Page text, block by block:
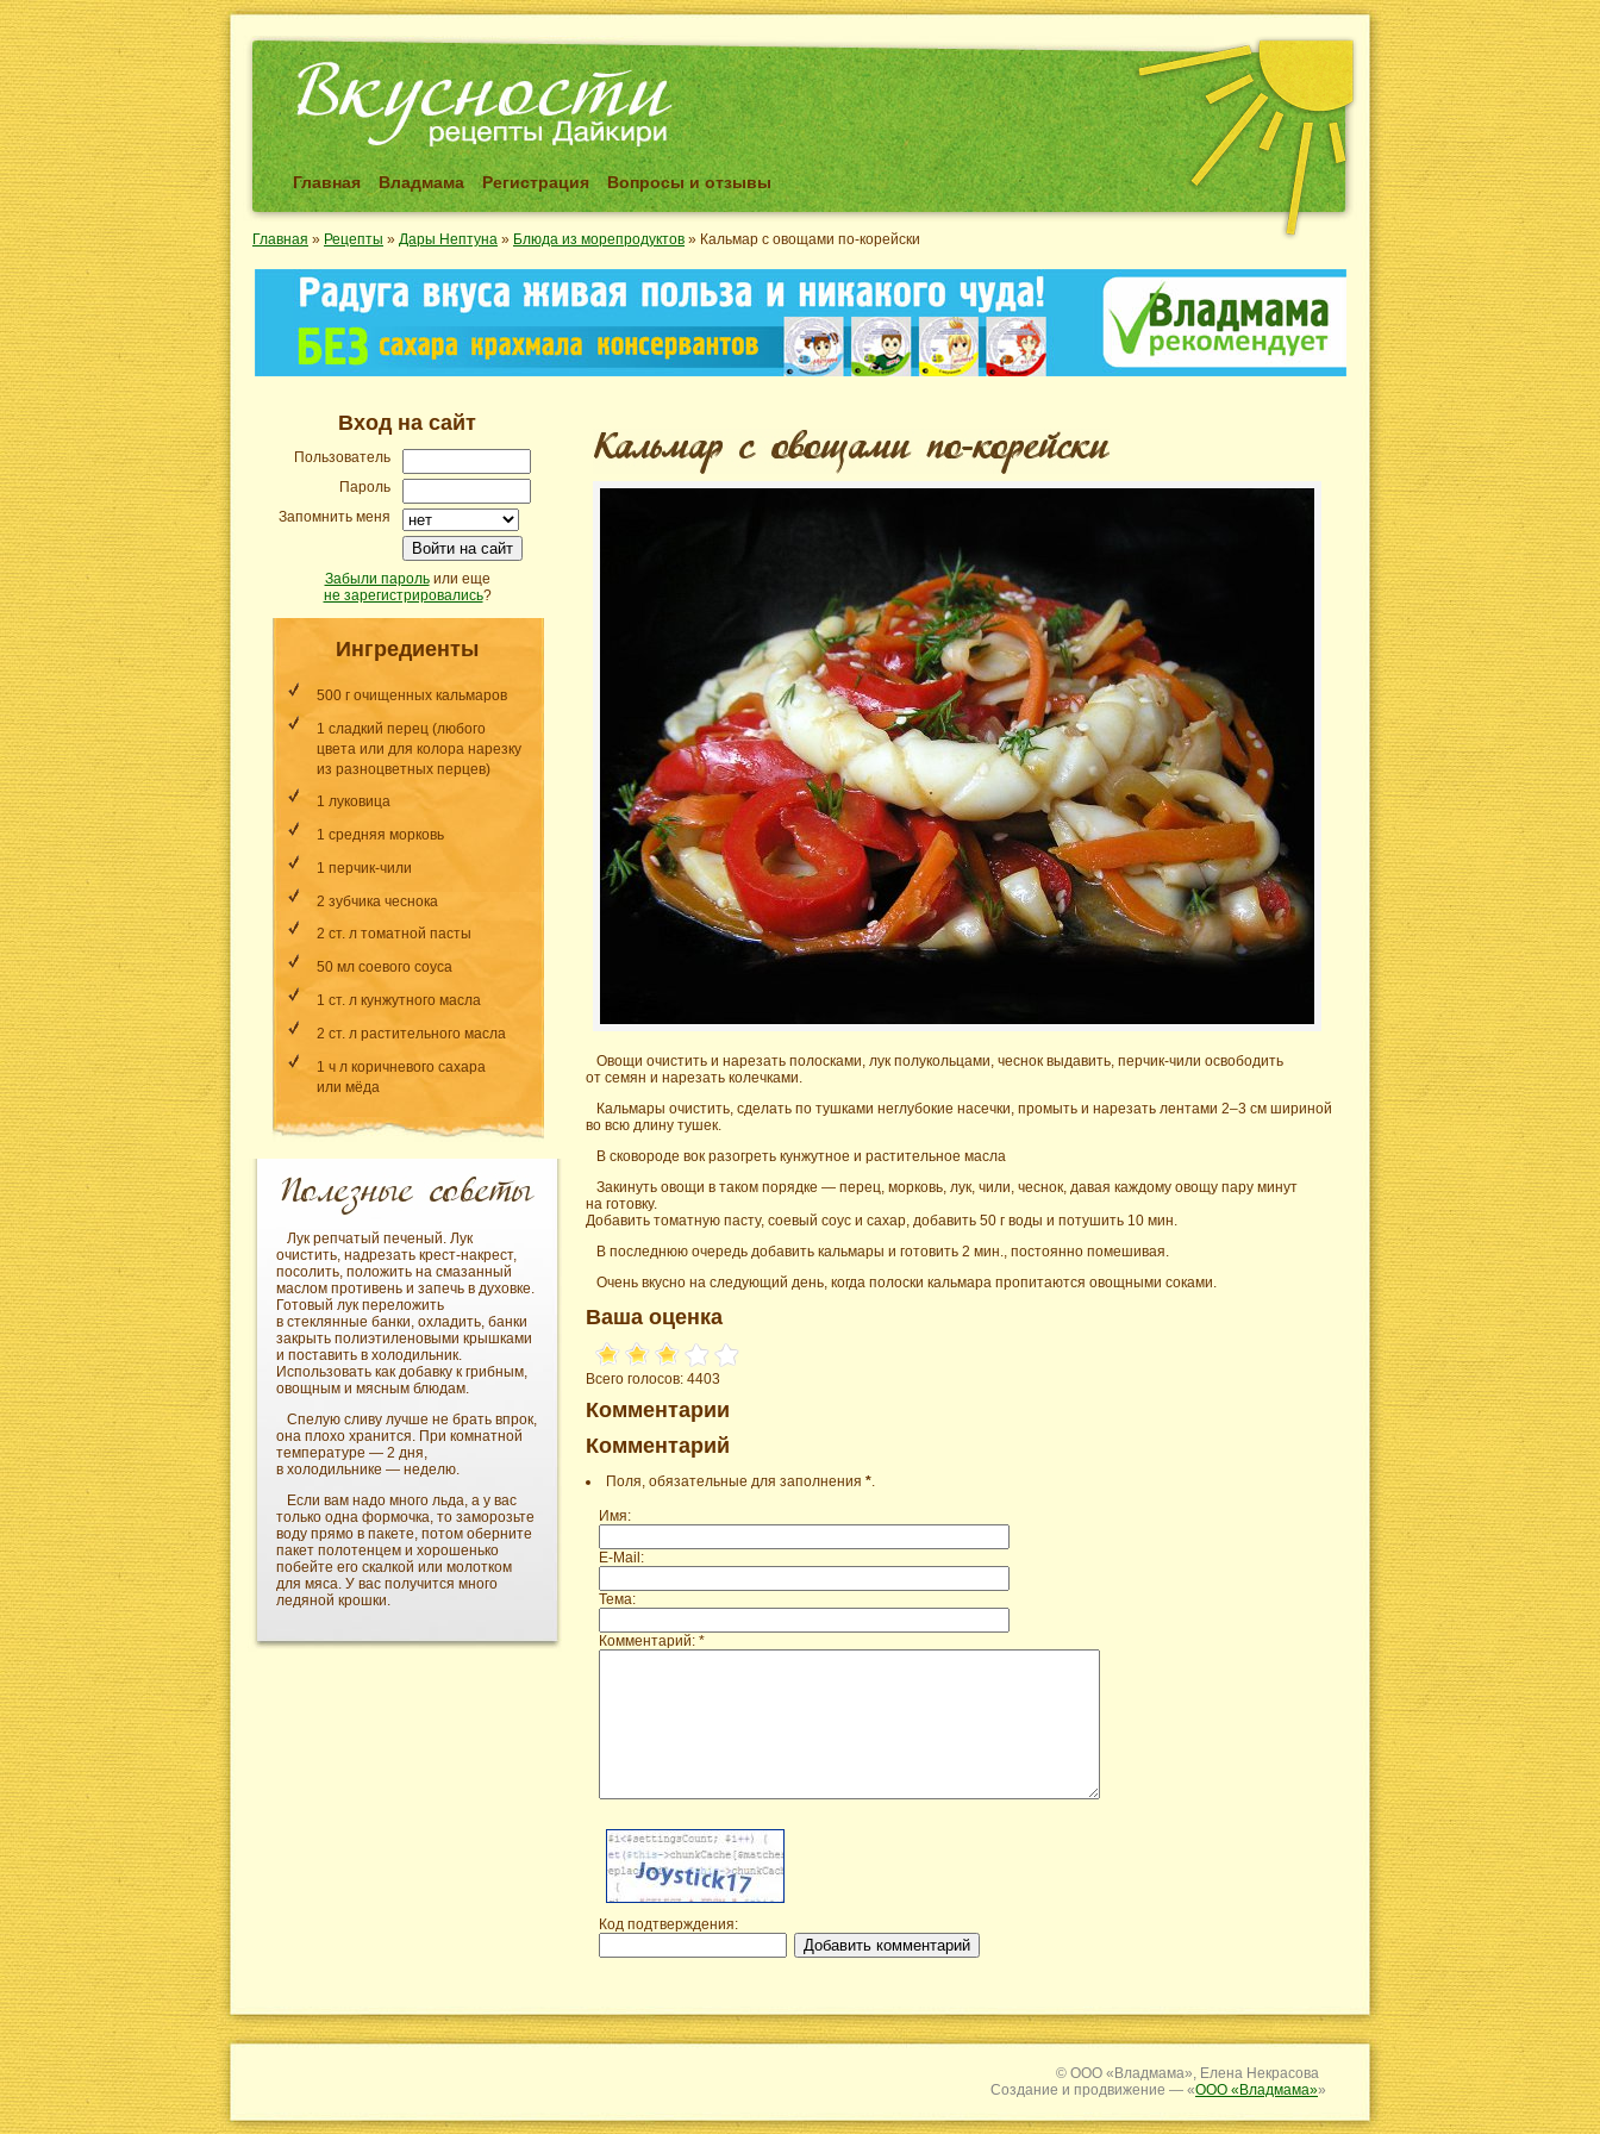
Главная Владмама Регистрация Вопросы и отзывы
Главная » Рецепты » Дары Нептуна » Блюда из морепродуктов » Кальмар с овощами по-корейски
Вход на сайт
Пользователь
Пароль
Запомнить меня
Войти на сайт
Забыли парольили еще
не зарегистрировались?
Ингредиенты
500 г очищенных кальмаров
1 сладкий перец (любого
цвета или для колора нарезку
из разноцветных перцев)
1 луковица
1 средняя морковь
1 перчик-чили
2 зубчика чеснока
2 ст. л томатной пасты
50 мл соевого соуса
1 ст. л кунжутного масла
2 ст. л растительного масла
1 ч л коричневого сахара
или мёда
Лук репчатый печеный. Лук
очистить, надрезать крест-накрест,
посолить, положить на смазанный
маслом противень и запечь в духовке.
Готовый лук переложить
в стеклянные банки, охладить, банки
закрыть полиэтиленовыми крышками
и поставить в холодильник.
Использовать как добавку к грибным,
овощным и мясным блюдам.
Спелую сливу лучше не брать впрок,
она плохо хранится. При комнатной
температуре — 2 дня,
в холодильнике — неделю.
Если вам надо много льда, а у вас
только одна формочка, то заморозьте
воду прямо в пакете, потом оберните
пакет полотенцем и хорошенько
побейте его скалкой или молотком
для мяса. У вас получится много
ледяной крошки.
Овощи очистить и нарезать полосками, лук полукольцами, чеснок выдавить, перчик-чили освободить
от семян и нарезать колечками.
Кальмары очистить, сделать по тушками неглубокие насечки, промыть и нарезать лентами 2–3 см шириной
во всю длину тушек.
В сковороде вок разогреть кунжутное и растительное масла
Закинуть овощи в таком порядке — перец, морковь, лук, чили, чеснок, давая каждому овощу пару минут
на готовку.
Добавить томатную пасту, соевый соус и сахар, добавить 50 г воды и потушить 10 мин.
В последнюю очередь добавить кальмары и готовить 2 мин., постоянно помешивая.
Очень вкусно на следующий день, когда полоски кальмара пропитаются овощными соками.
Ваша оценка
Всего голосов: 4403
Комментарии
Комментарий
Поля, обязательные для заполнения *.
Имя:
E-Mail:
Тема:
Комментарий: *
Код подтверждения:
© ООО «Владмама», Елена Некрасова
Создание и продвижение — «ООО «Владмама»»